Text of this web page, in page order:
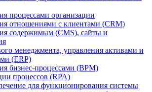
процессами организации
отношениями с клиентами (CRM)
содержимым (CMS), сайты и
менеджмента, управления активами и
(ERP)
бизнес-процессами (BPM)
процессов (RPA)
для функционирования системы